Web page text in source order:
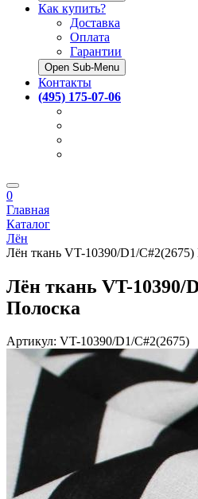
Как купить?
Доставка
Оплата
Гарантии
Open Sub-Menu
Контакты
(495) 175-07-06
0
Главная
Каталог
Лён
Лён ткань VT-10390/D1/C#2(2675)
Лён ткань VT-10390/
Полоска
Артикул: VT-10390/D1/C#2(2675)